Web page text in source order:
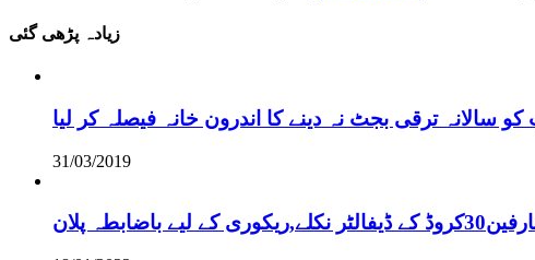
زیادہ پڑھی گئی
سالانہ ترقی بجٹ نہ دینے کا اندرون خانہ فیصلہ کر لیا
31/03/2019
باضابطہ پلان